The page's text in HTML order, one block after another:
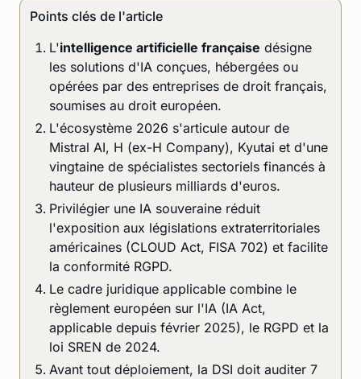
Points clés de l'article
L'intelligence artificielle française désigne
les solutions d'IA conçues, hébergées ou
opérées par des entreprises de droit français,
soumises au droit européen.
L'écosystème 2026 s'articule autour de
Mistral AI, H (ex-H Company), Kyutai et d'une
vingtaine de spécialistes sectoriels financés à
hauteur de plusieurs milliards d'euros.
Privilégier une IA souveraine réduit
l'exposition aux législations extraterritoriales
américaines (CLOUD Act, FISA 702) et facilite
la conformité RGPD.
Le cadre juridique applicable combine le
règlement européen sur l'IA (IA Act,
applicable depuis février 2025), le RGPD et la
loi SREN de 2024.
Avant tout déploiement, la DSI doit auditer 7